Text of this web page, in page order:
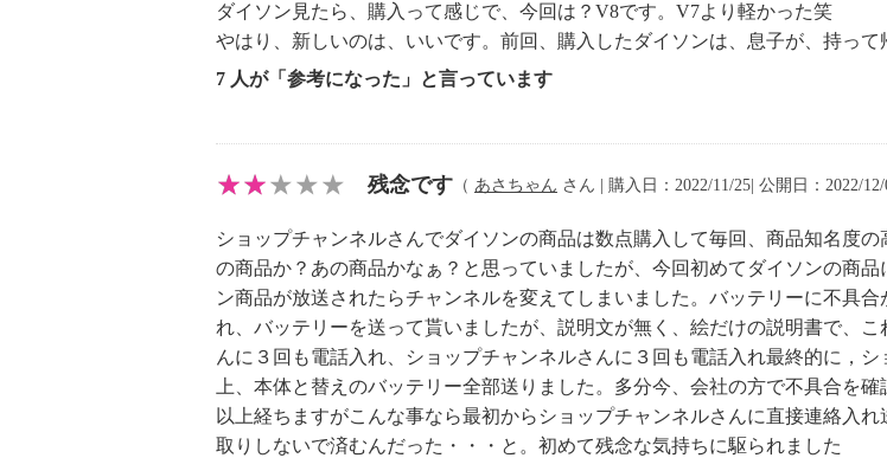
※ＡＳＴＭ Ｆ１９７７−０４に基づく試験結果／試験は強
モードで実施
※使用状況により異なります
丈夫なスクレイパーがシュラウドに付着したゴミをこそぎ落
とし、簡単にゴミを捨てることができます。
もお使いいただけます。
運転音を抑えた製品設計です。
【サイズ】
・本体：
約１３．５×３３．３×２１ｃｍ
約２１×１１２．３×２５ｃｍ（スリムフラフィクリーナー
ダイソン見たら、購入って感じで、今回は？V8です。V7より軽かった笑
やはり、新しいのは、いいです。前回、購入したダイソンは、息子が、持っ
7 人が「参考になった」と言っています
残念です （ あさちゃん さん | 購入日：2022/11/25| 公開日：2022/12/
ショップチャンネルさんでダイソンの商品は数点購入して毎回、商品知名度
の商品か？あの商品かなぁ？と思っていましたが、今回初めてダイソンの商
ン商品が放送されたらチャンネルを変えてしまいました。バッテリーに不具
れ、バッテリーを送って貰いましたが、説明文が無く、絵だけの説明書で、
んに３回も電話入れ、ショップチャンネルさんに３回も電話入れ最終的に，
上、本体と替えのバッテリー全部送りました。多分今、会社の方で不具合を
以上経ちますがこんな事なら最初からショップチャンネルさんに直接連絡入
取りしないで済むんだった・・・と。初めて残念な気持ちに駆られました